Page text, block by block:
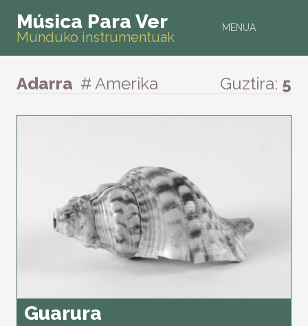
MENUA
Música Para Ver
Munduko instrumentuak
Adarra # Amerika Guztira: 5
Guarura